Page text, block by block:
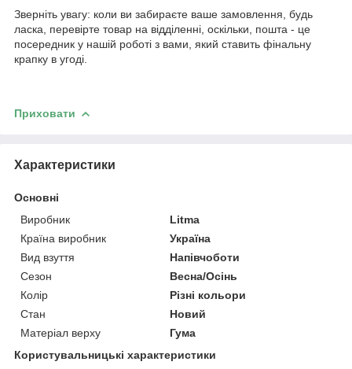
Зверніть увагу: коли ви забираєте ваше замовлення, будь
ласка, перевірте товар на відділенні, оскільки, пошта - це
посередник у нашій роботі з вами, який ставить фінальну
крапку в угоді.
Приховати
Характеристики
Основні
Виробник
Litma
Країна виробник
Україна
Вид взуття
Напівчоботи
Сезон
Весна/Осінь
Колір
Різні кольори
Стан
Новий
Матеріал верху
Гума
Користувальницькі характеристики